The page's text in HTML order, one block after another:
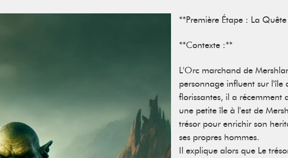
**Première Étape : La
**Contexte :**
L'Orc marchand de
personnage influent sur l'île
florissantes, il a récemment
une petite île à l'est de
trésor pour enrichir son
ses propres hommes.
Il explique alors que Le